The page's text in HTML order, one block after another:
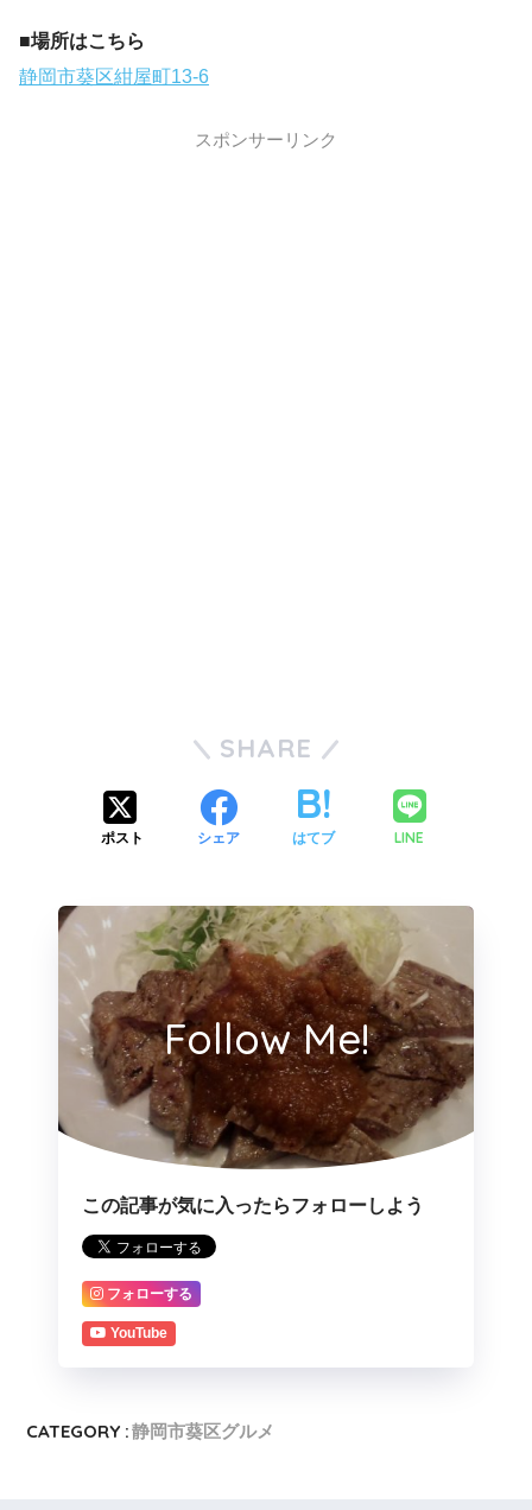
■場所はこちら
静岡市葵区紺屋町13-6
スポンサーリンク
SHARE
ポスト シェア はてブ LINE
Follow Me!
この記事が気に入ったらフォローしよう
フォローする
YouTube
CATEGORY :静岡市葵区グルメ